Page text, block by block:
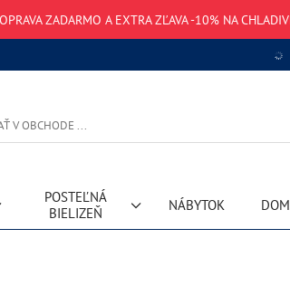
ZADARMO A EXTRA ZĽAVA -10% NA
POSTEĽNÁ
BIELIZEŇ
NÁBYTOK